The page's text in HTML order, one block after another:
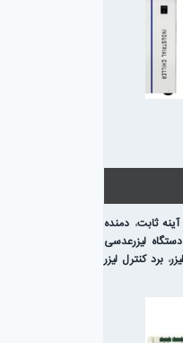
آینه ثابت، دمنده
لیزرعدسی
، برد کنترل لیزر